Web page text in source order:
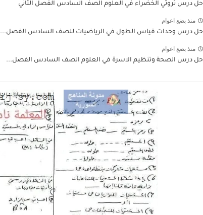
حل درس ثروتي الخضراء في العلوم الصف السادس الفصل الثاني
منذ بضع اعوام
حل درس وحدات قياس الطول في الرياضيات للصف السادس الفصل...
منذ بضع اعوام
حل درس الصحة وتنظيم الاسرة في العلوم الصف السادس الفصل...